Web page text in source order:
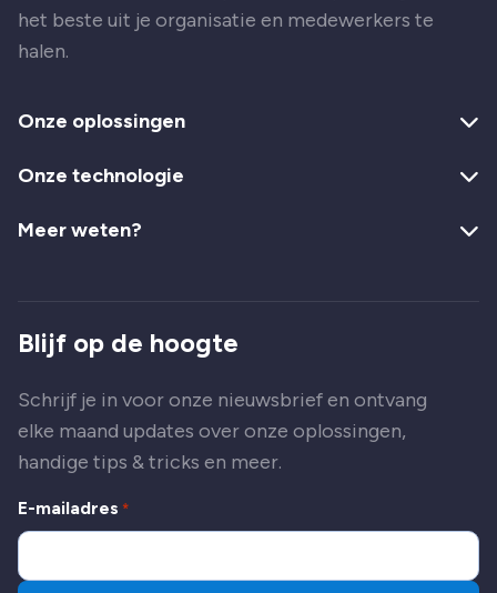
het beste uit je organisatie en medewerkers te
halen.
Onze oplossingen
Onze technologie
Meer weten?
Blijf op de hoogte
Schrijf je in voor onze nieuwsbrief en ontvang
elke maand updates over onze oplossingen,
handige tips & tricks en meer.
E-mailadres *